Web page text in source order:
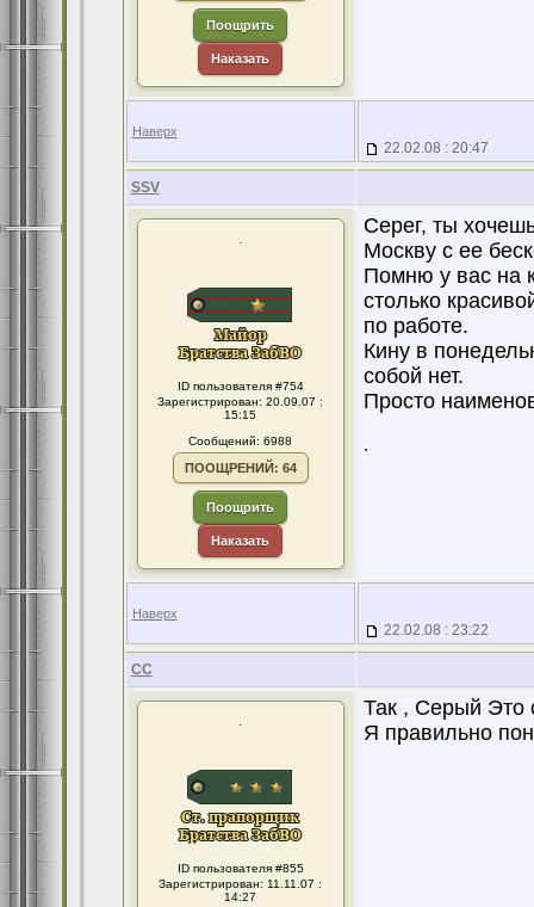
Поощрить
Наказать
Наверх
22.02.08 : 20:47
SSV
.
ID пользователя #754
Зарегистрирован: 20.09.07 :
15:15
Сообщений: 6988
ПООЩРЕНИЙ: 64
Поощрить
Наказать
Серег, ты
Москву с ее
Помню у вас на
столько
по работе.
Кину в
собой нет.
Просто
.
Наверх
22.02.08 : 23:22
CC
.
ID пользователя #855
Зарегистрирован: 11.11.07 :
14:27
Так , Серый Это
Я правильно